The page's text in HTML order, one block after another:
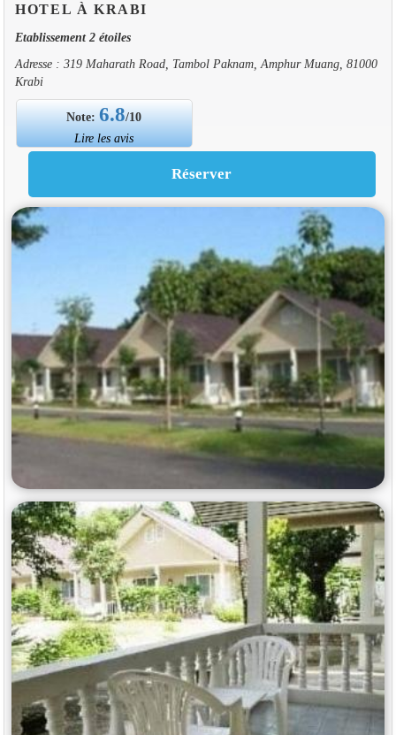
HOTEL À KRABI
Etablissement 2 étoiles
Adresse : 319 Maharath Road, Tambol Paknam, Amphur Muang, 81000
Krabi
Note:6.8/10
Lire les avis